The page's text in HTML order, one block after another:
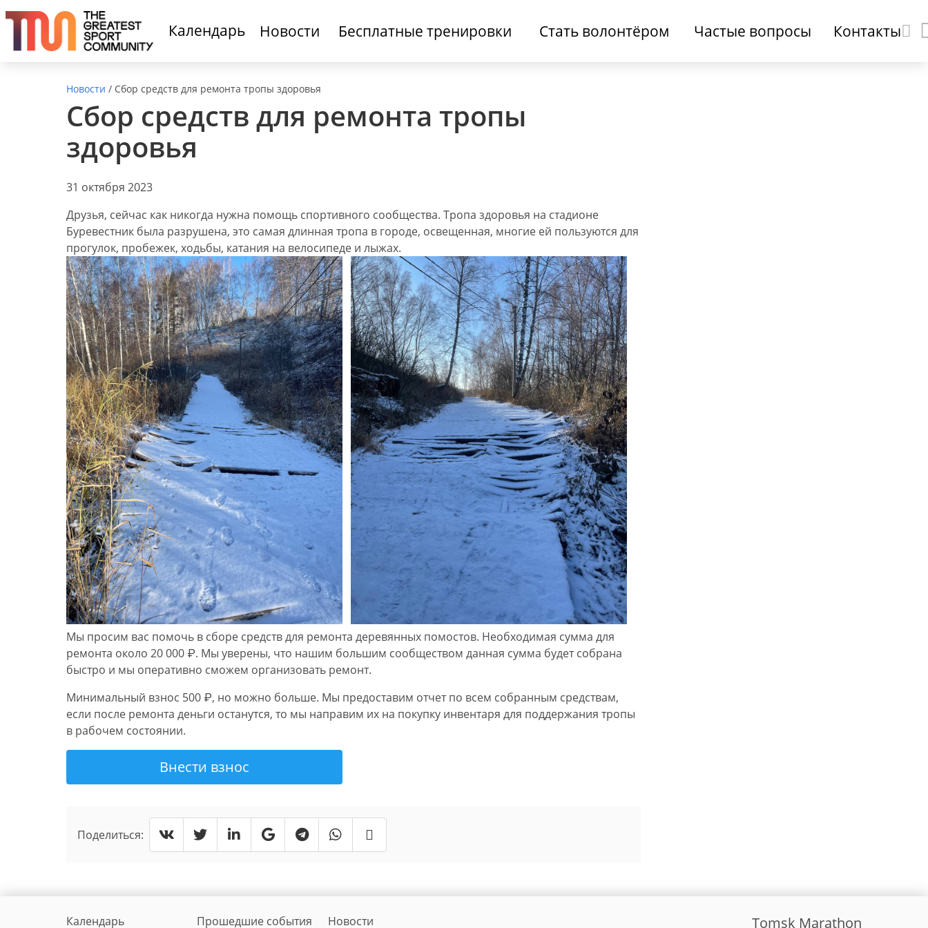
Календарь Новости Бесплатные тренировки Стать волонтёром Частые вопросы Контакты
Новости / Сбор средств для ремонта тропы здоровья
Сбор средств для ремонта тропы
здоровья
31 октября 2023
Друзья, сейчас как никогда нужна помощь спортивного сообщества. Тропа здоровья на стадионе
Буревестник была разрушена, это самая длинная тропа в городе, освещенная, многие ей пользуются для
прогулок, пробежек, ходьбы, катания на велосипеде и лыжах.
Мы просим вас помочь в сборе средств для ремонта деревянных помостов. Необходимая сумма для
ремонта около 20 000 ₽. Мы уверены, что нашим большим сообществом данная сумма будет собрана
быстро и мы оперативно сможем организовать ремонт.
Минимальный взнос 500 ₽, но можно больше. Мы предоставим отчет по всем собранным средствам,
если после ремонта деньги останутся, то мы направим их на покупку инвентаря для поддержания тропы
в рабочем состоянии.
Внести взнос
Поделиться:
Календарь Прошедшие события Новости Tomsk Marathon